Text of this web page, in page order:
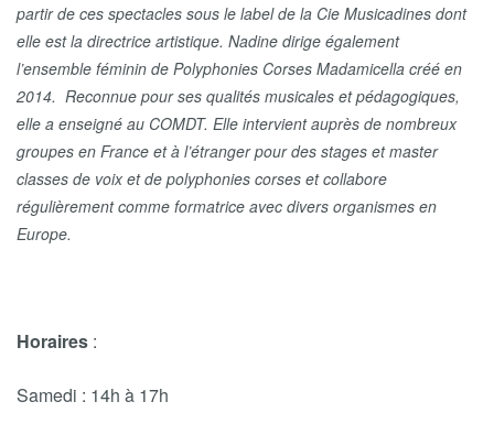
partir de ces spectacles sous le label de la Cie Musicadines dont
elle est la directrice artistique. Nadine dirige également
l’ensemble féminin de Polyphonies Corses Madamicella créé en
2014. Reconnue pour ses qualités musicales et pédagogiques,
elle a enseigné au COMDT. Elle intervient auprès de nombreux
groupes en France et à l’étranger pour des stages et master
classes de voix et de polyphonies corses et collabore
régulièrement comme formatrice avec divers organismes en
Europe.
Horaires :
Samedi : 14h à 17h